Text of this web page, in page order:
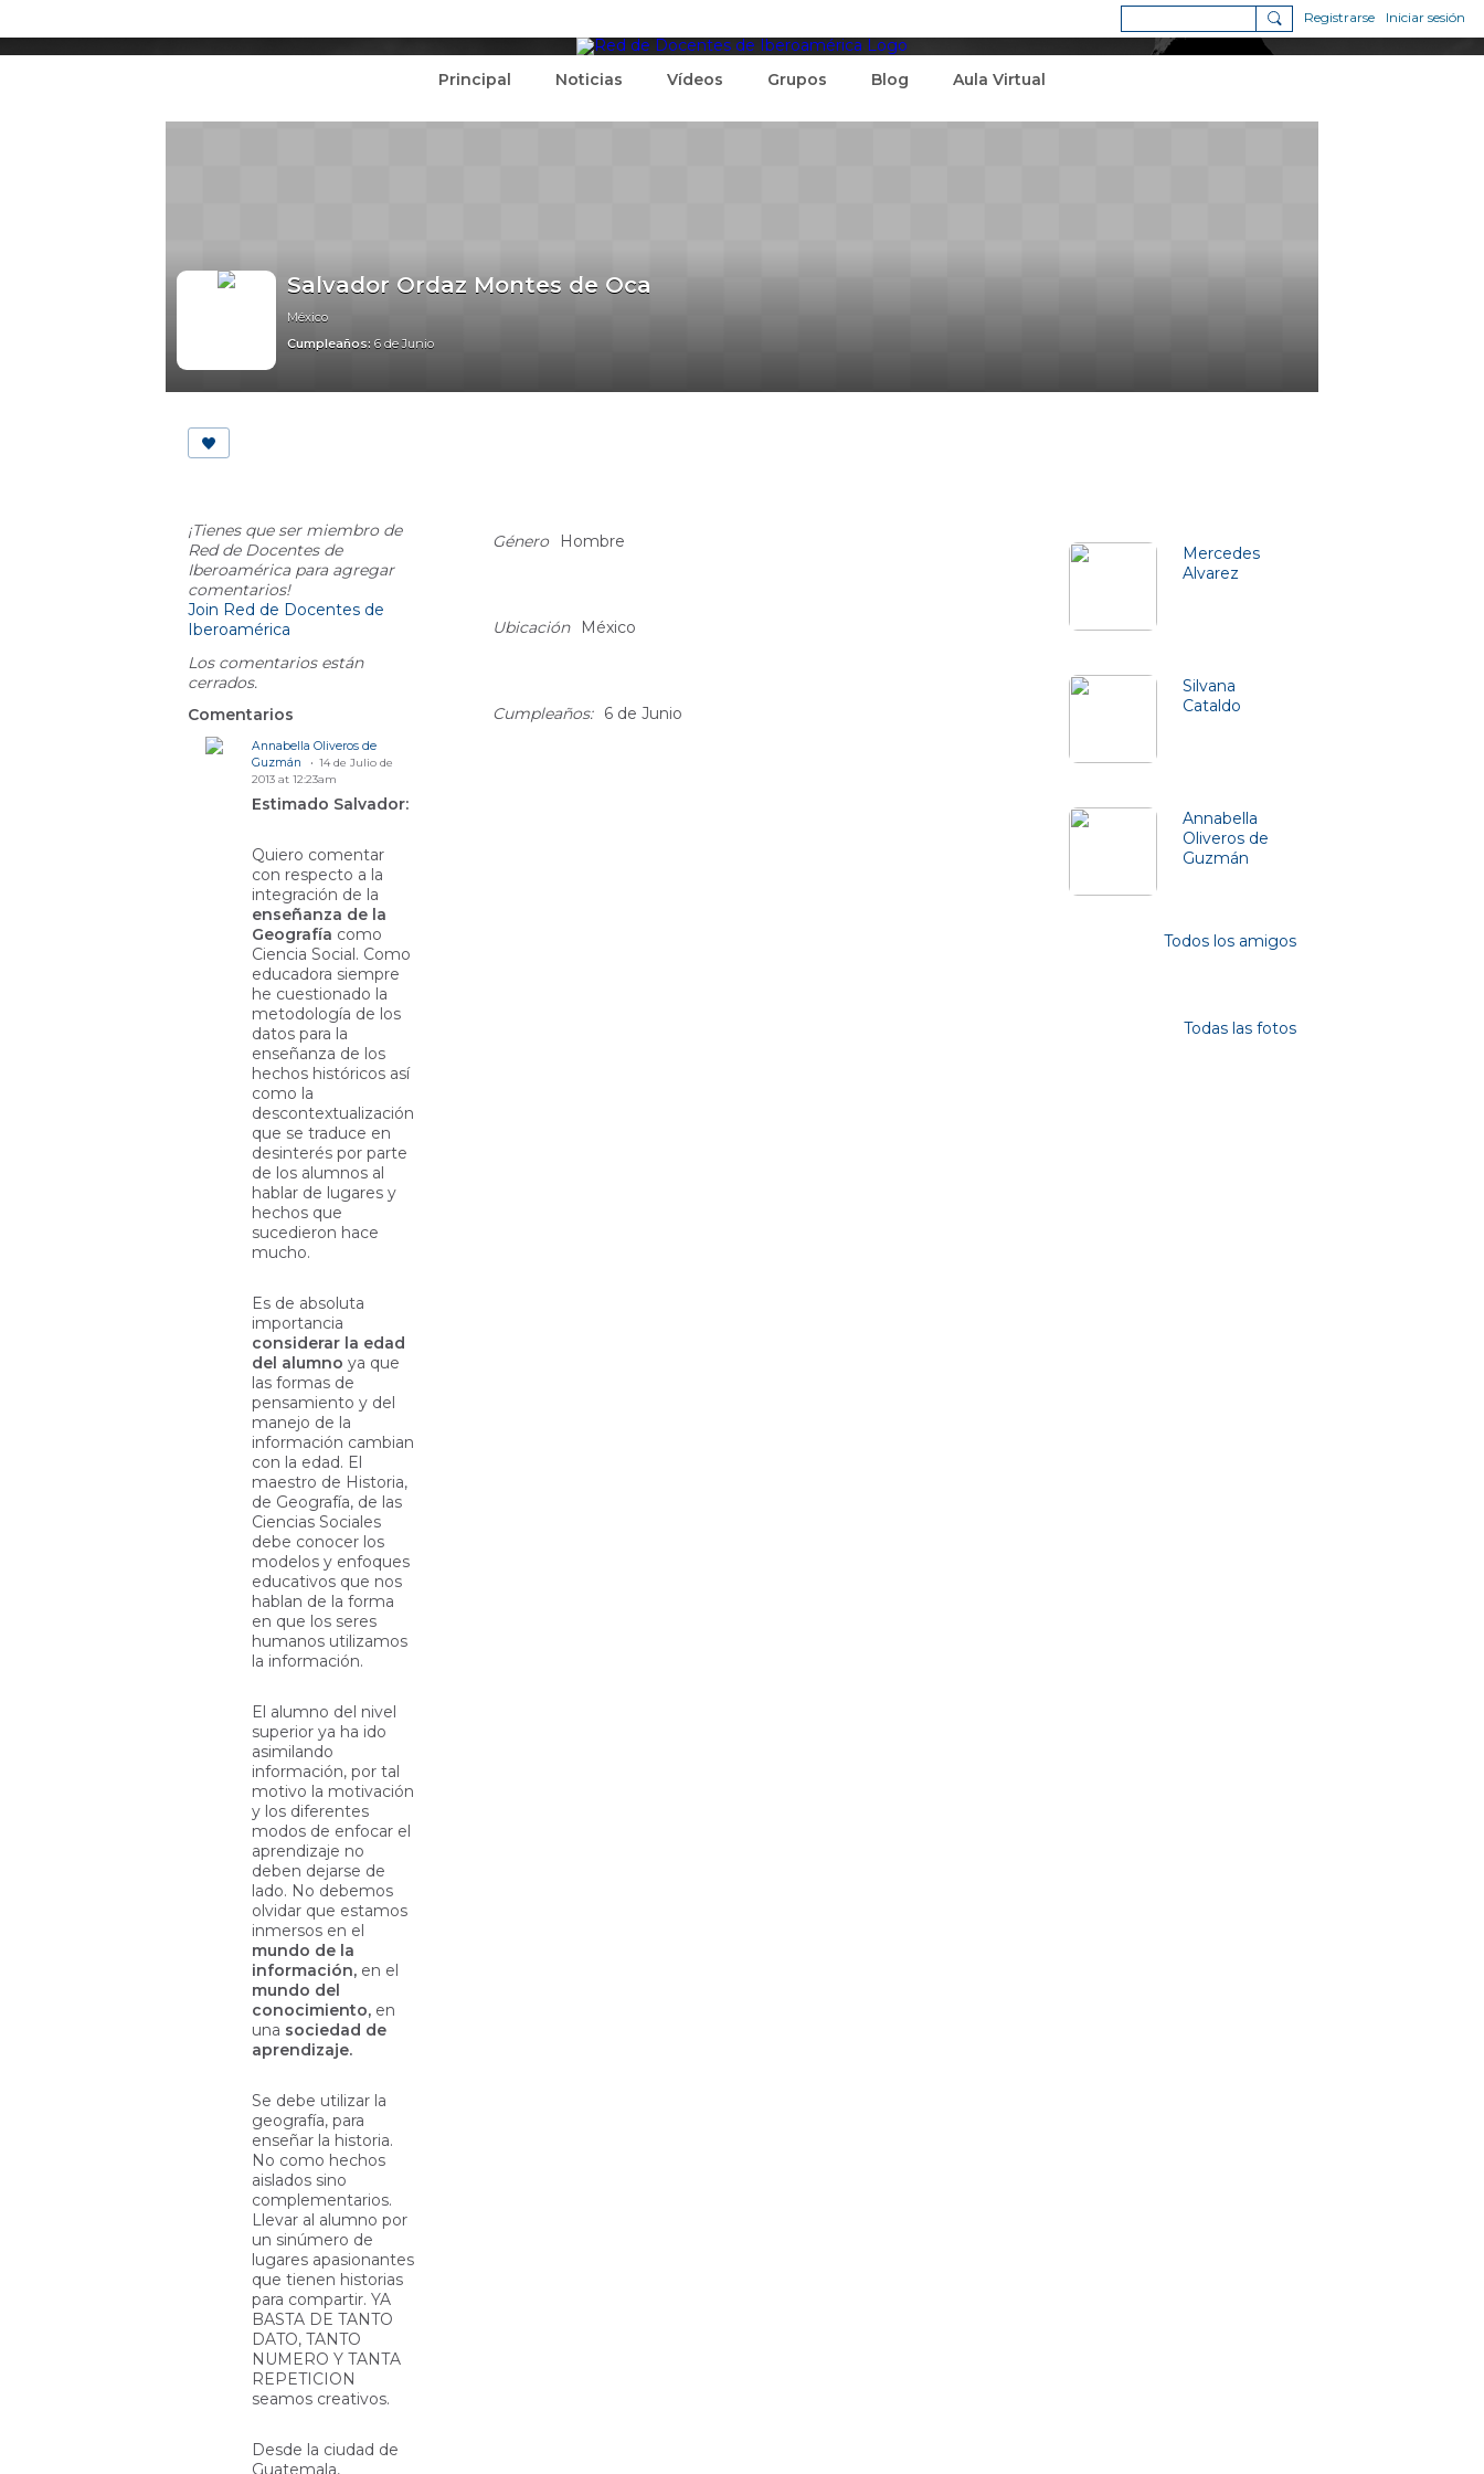
Registrarse Iniciar sesión
Principal Noticias Vídeos Grupos Blog Aula Virtual
Salvador Ordaz Montes de Oca
México
Cumpleaños: 6 de Junio
Género
Hombre
Ubicación México
Cumpleaños: 6 de Junio
¡Tienes que ser miembro de
Red de Docentes de
Iberoamérica para agregar
comentarios!
Join Red de Docentes de
Iberoamérica
Los comentarios están
cerrados.
Comentarios
Annabella Oliveros de
Guzmán
14 de Julio de
2013 at 12:23am
Estimado Salvador:
Quiero comentar
con respecto a la
integración de la
enseñanza de la
Geografía como
Ciencia Social. Como
educadora siempre
he cuestionado la
metodología de los
datos para la
enseñanza de los
hechos históricos así
como la
descontextualización
que se traduce en
desinterés por parte
de los alumnos al
hablar de lugares y
hechos que
sucedieron hace
mucho.
Es de absoluta
importancia
considerar la edad
del alumno ya que
las formas de
pensamiento y del
manejo de la
información cambian
con la edad. El
maestro de Historia,
de Geografía, de las
Ciencias Sociales
debe conocer los
modelos y enfoques
educativos que nos
hablan de la forma
en que los seres
humanos utilizamos
la información.
El alumno del nivel
superior ya ha ido
asimilando
información, por tal
motivo la motivación
y los diferentes
modos de enfocar el
aprendizaje no
deben dejarse de
lado. No debemos
olvidar que estamos
inmersos en el
mundo de la
información, en el
mundo del
conocimiento, en
una sociedad de
aprendizaje.
Se debe utilizar la
geografía, para
enseñar la historia.
No como hechos
aislados sino
complementarios.
Llevar al alumno por
un sinúmero de
lugares apasionantes
que tienen historias
para compartir. YA
BASTA DE TANTO
DATO, TANTO
NUMERO Y TANTA
REPETICION
seamos creativos.
Desde la ciudad de
Guatemala,
Mercedes
Alvarez
Silvana
Cataldo
Annabella
Oliveros de
Guzmán
Todos los amigos
Todas las fotos